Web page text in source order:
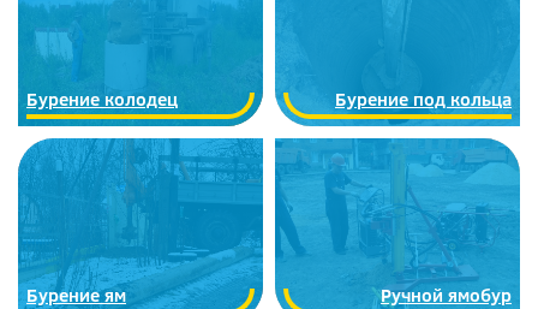
Бурение колодец Бурение под кольца
Бурение ям Ручной ямобур